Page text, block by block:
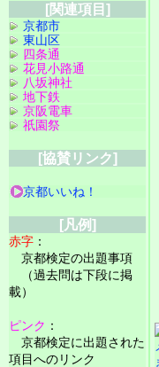
[関連項目]
京都市
東山区
四条通
花見小路通
八坂神社
地下鉄
京阪電車
祇園祭
[協賛リンク]
京都いいね！
[凡例]
赤字 ：
京都検定の出題事項
（過去問は下段に掲
載）
ピンク ：
京都検定に出題された
項目へのリンク